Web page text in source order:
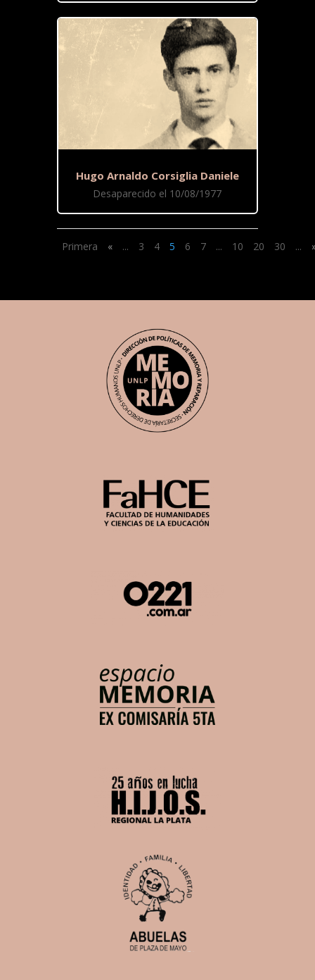
Hugo Arnaldo Corsiglia Daniele
Desaparecido el 10/08/1977
Primera « ... 3 4 5 6 7 ... 10 20 30 ...